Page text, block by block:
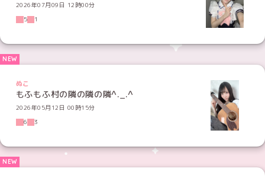
2026年07月09日 12時00分
5
1
ぬこ
もふもふ村の隣の隣の隣^._.^
2026年05月12日 00時15分
6
3